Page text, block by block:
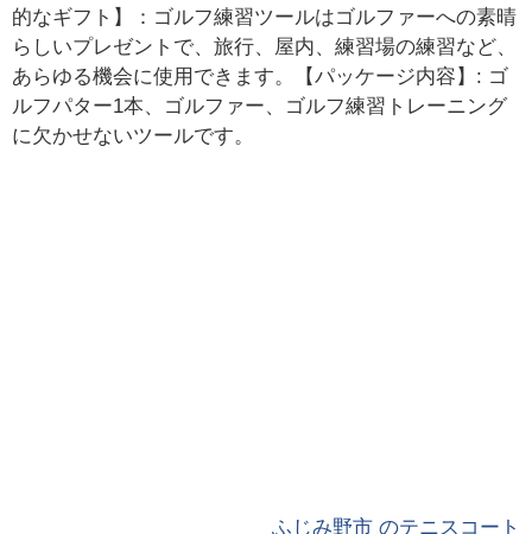
的なギフト】：ゴルフ練習ツールはゴルファーへの素晴
らしいプレゼントで、旅行、屋内、練習場の練習など、
あらゆる機会に使用できます。【パッケージ内容】: ゴ
ルフパター1本、ゴルファー、ゴルフ練習トレーニング
に欠かせないツールです。
ふじみ野市 のテニスコート